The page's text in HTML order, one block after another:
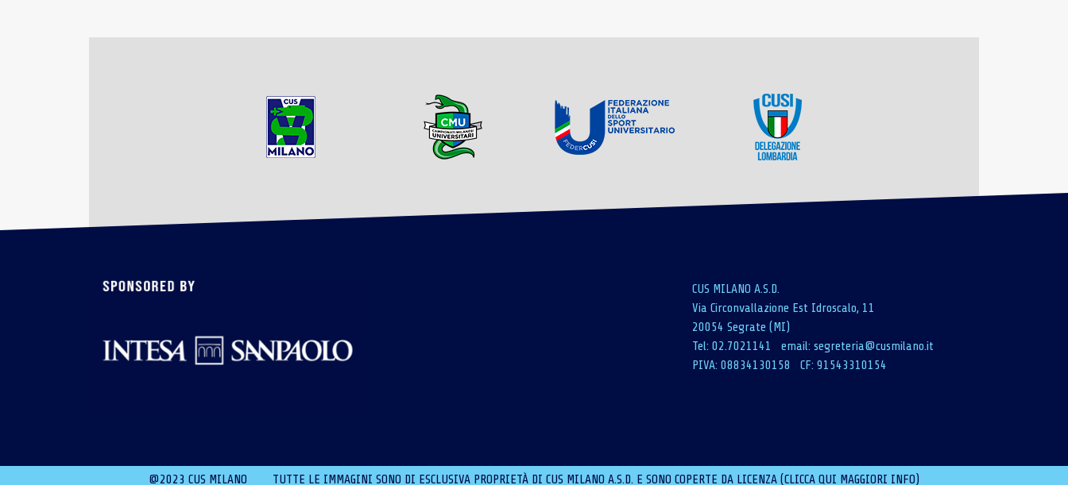
CUS MILANO A.S.D.
Via Circonvallazione Est Idroscalo, 11
20054 Segrate (MI)
Tel: 02.7021141 email: segreteria@cusmilano.it
PIVA: 08834130158 CF: 91543310154
@2023 CUS MILANO TUTTE LE IMMAGINI SONO DI ESCLUSIVA PROPRIETÀ DI CUS MILANO A.S.D. E SONO COPERTE DA LICENZA (CLICCA QUI MAGGIORI INFO)